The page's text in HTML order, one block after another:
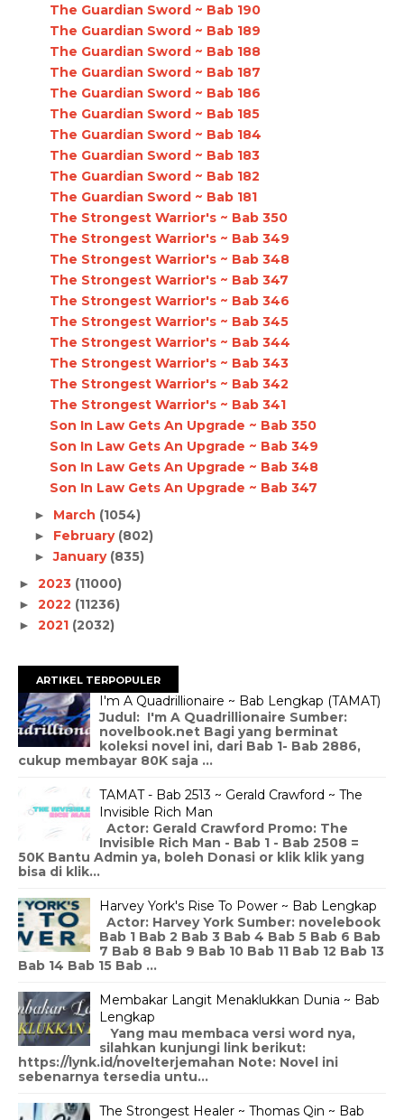
The Guardian Sword ~ Bab 190
The Guardian Sword ~ Bab 189
The Guardian Sword ~ Bab 188
The Guardian Sword ~ Bab 187
The Guardian Sword ~ Bab 186
The Guardian Sword ~ Bab 185
The Guardian Sword ~ Bab 184
The Guardian Sword ~ Bab 183
The Guardian Sword ~ Bab 182
The Guardian Sword ~ Bab 181
The Strongest Warrior's ~ Bab 350
The Strongest Warrior's ~ Bab 349
The Strongest Warrior's ~ Bab 348
The Strongest Warrior's ~ Bab 347
The Strongest Warrior's ~ Bab 346
The Strongest Warrior's ~ Bab 345
The Strongest Warrior's ~ Bab 344
The Strongest Warrior's ~ Bab 343
The Strongest Warrior's ~ Bab 342
The Strongest Warrior's ~ Bab 341
Son In Law Gets An Upgrade ~ Bab 350
Son In Law Gets An Upgrade ~ Bab 349
Son In Law Gets An Upgrade ~ Bab 348
Son In Law Gets An Upgrade ~ Bab 347
► March (1054)
► February (802)
►January (835)
► 2023 (11000)
► 2022 (11236)
► 2021 (2032)
ARTIKEL TERPOPULER
I'm A Quadrillionaire ~ Bab Lengkap (TAMAT)
Judul: I'm A Quadrillionaire Sumber:
novelbook.net Bagi yang berminat
koleksi novel ini, dari Bab 1- Bab 2886,
cukup membayar 80K saja ...
TAMAT - Bab 2513 ~ Gerald Crawford ~ The
Invisible Rich Man
Actor: Gerald Crawford Promo: The
Invisible Rich Man - Bab 1 - Bab 2508 =
50K Bantu Admin ya, boleh Donasi or klik klik yang
bisa di klik...
Harvey York's Rise To Power ~ Bab Lengkap
Actor: Harvey York Sumber: novelebook
Bab 1 Bab 2 Bab 3 Bab 4 Bab 5 Bab 6 Bab
7 Bab 8 Bab 9 Bab 10 Bab 11 Bab 12 Bab 13
Bab 14 Bab 15 Bab ...
Membakar Langit Menaklukkan Dunia ~ Bab
Lengkap
Yang mau membaca versi word nya,
silahkan kunjungi link berikut:
https://lynk.id/novelterjemahan Note: Novel ini
sebenarnya tersedia untu...
The Strongest Healer ~ Thomas Qin ~ Bab